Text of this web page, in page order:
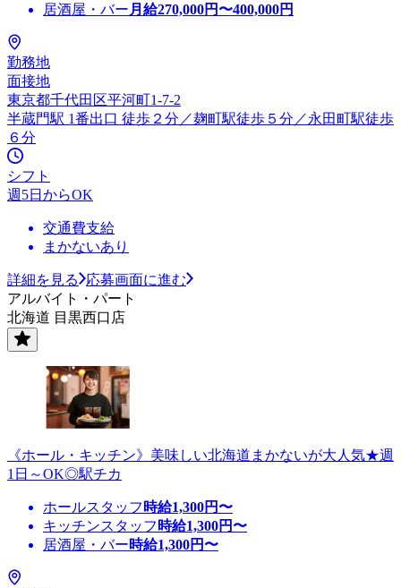
居酒屋・バー 月給270,000円〜400,000円
勤務地
面接地
東京都千代田区平河町1-7-2
半蔵門駅 1番出口 徒歩２分／麹町駅徒歩５分／永田町駅徒歩
６分
シフト
週5日からOK
交通費支給
まかないあり
詳細を見る
応募画面に進む
アルバイト・パート
北海道 目黒西口店
《ホール・キッチン》美味しい北海道まかないが大人気★週
1日～OK◎駅チカ
ホールスタッフ 時給1,300円〜
キッチンスタッフ 時給1,300円〜
居酒屋・バー時給1,300円〜